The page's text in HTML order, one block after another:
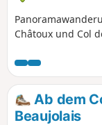
Châtoux und Col
Ab dem
Beaujolais